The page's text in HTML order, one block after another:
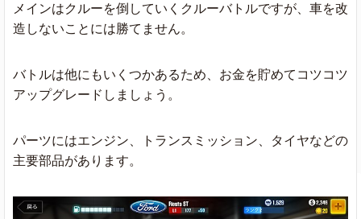
メインはクルーを倒していくクルーバトルですが、車を改
造しないことには勝てません。
バトルは他にもいくつかあるため、お金を貯めてコツコツ
アップグレードしましょう。
パーツにはエンジン、トランスミッション、タイヤなどの
主要部品があります。